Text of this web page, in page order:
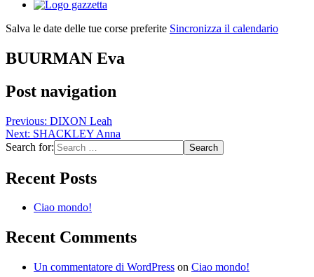
Salva le date delle tue corse preferite Sincronizza il calendario
BUURMAN Eva
Post navigation
Previous: DIXON Leah
Next: SHACKLEY Anna
Search for:
Recent Posts
Ciao mondo!
Recent Comments
Un commentatore di WordPress on Ciao mondo!